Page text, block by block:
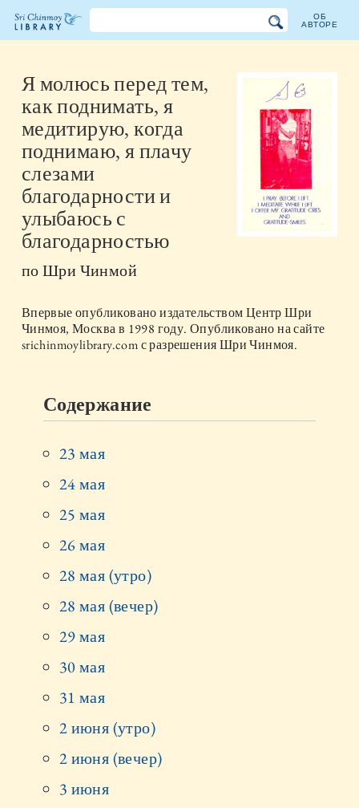
Библиотека
Шри
Чинмоя
ОБ
АВТОРЕ
Я молюсь перед тем,
как поднимать, я
медитирую, когда
поднимаю, я плачу
слезами
благодарности и
улыбаюсь с
благодарностью
поШри Чинмой
Впервые опубликовано издательствомЦентр Шри
Чинмоя, Москвав 1998 году. Опубликовано на сайте
srichinmoylibrary.com с разрешения Шри Чинмоя.
Содержание
23 мая
24 мая
25 мая
26 мая
28 мая (утро)
28 мая (вечер)
29 мая
30 мая
31 мая
2 июня (утро)
2 июня (вечер)
3 июня